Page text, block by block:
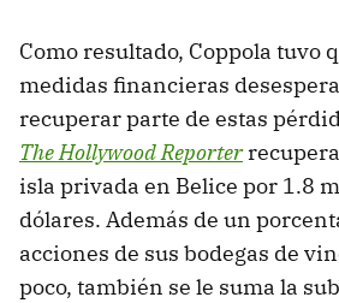
Como resultado, Coppola tuvo
medidas financieras
recuperar parte de estas
The Hollywood Reporter
isla privada en Belice por 1.8
dólares. Además de un
acciones de sus bodegas de
poco, también se le suma la